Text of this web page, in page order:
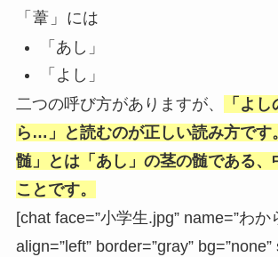
「葦」には
「あし」
「よし」
二つの呼び方がありますが、
「よ
ら…」と読むのが正しい読み方です。
髄」とは「あし」の茎の髄である、
ことです。
[chat face=”小学生.jpg” name=”わか
align=”left” border=”gray” bg=”none”